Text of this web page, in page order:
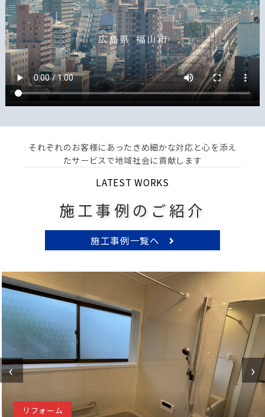
それぞれのお客様にあったきめ細かな対応と心を添え
たサービスで地域社会に貢献します
LATEST WORKS
施工事例のご紹介
施工事例一覧へ
リフォーム
‹ ›